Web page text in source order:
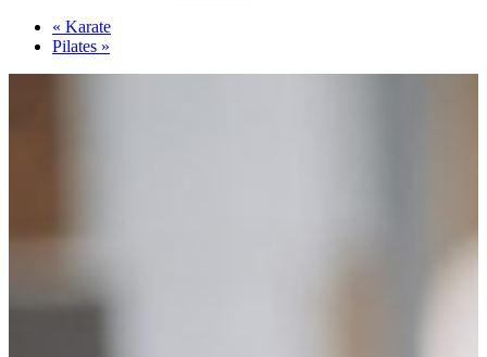
« Karate
Pilates »